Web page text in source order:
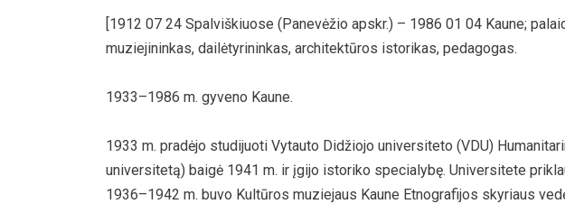
[1912 07 24 Spalviškiuose (Panevėžio apskr.) – 1986 01 04 Kaune;
muziejininkas, dailėtyrininkas, architektūros istorikas, pedagogas.
1933–1986 m. gyveno Kaune.
1933 m. pradėjo studijuoti Vytauto Didžiojo universiteto (VDU)
universitetą) baigė 1941 m. ir įgijo istoriko specialybę. Universitete
1936–1942 m. buvo Kultūros muziejaus Kaune Etnografijos skyriaus